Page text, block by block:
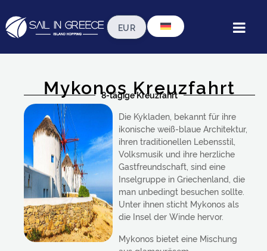
Mykonos Kreuzfahrt
8-tägige Kreuzfahrt
Die Kykladen, bekannt für ihre
ikonische weiß-blaue Architektur,
ihren traditionellen Lebensstil,
Volksmusik und ihre herzliche
Gastfreundschaft, sind eine
Inselgruppe in Griechenland, die
man unbedingt besuchen sollte.
Unter ihnen sticht Mykonos als
die Insel der Winde hervor.
Mykonos bietet eine Mischung